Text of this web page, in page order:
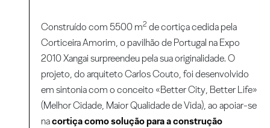
Construído com 5500 m2 de cortiça cedida pela
Corticeira Amorim, o pavilhão de Portugal na Expo
2010 Xangai surpreendeu pela sua originalidade. O
projeto, do arquiteto Carlos Couto, foi desenvolvido
em sintonia com o conceito «Better City, Better Life»
(Melhor Cidade, Maior Qualidade de Vida), ao apoiar-se
nacortiça como solução para a construção